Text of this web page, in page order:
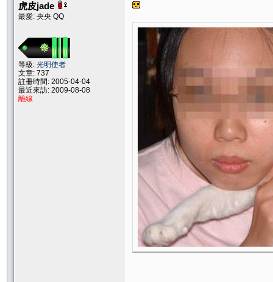
虎皮jade
最愛: 央央 QQ
等級: 光明使者
文章: 737
註冊時間: 2005-04-04
最近來訪: 2009-08-08
離線